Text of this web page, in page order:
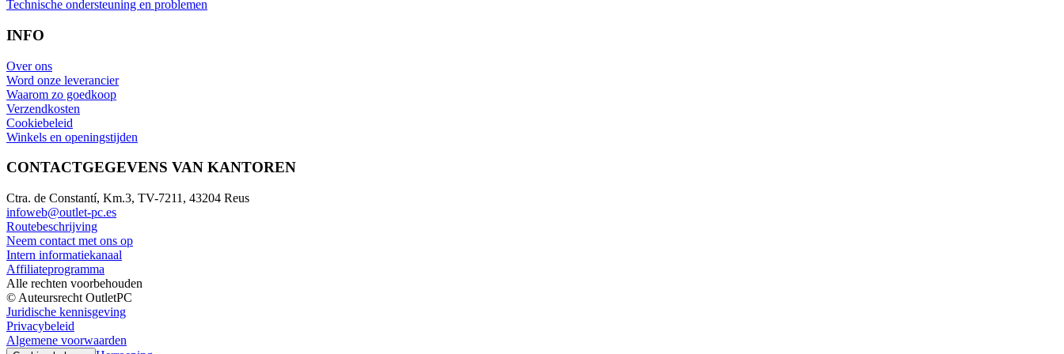
Technische ondersteuning en problemen
INFO
Over ons
Word onze leverancier
Waarom zo goedkoop
Verzendkosten
Cookiebeleid
Winkels en openingstijden
CONTACTGEGEVENS VAN KANTOREN
Ctra. de Constantí, Km.3, TV-7211, 43204 Reus
infoweb@outlet-pc.es
Routebeschrijving
Neem contact met ons op
Intern informatiekanaal
Affiliateprogramma
Alle rechten voorbehouden
© Auteursrecht OutletPC
Juridische kennisgeving
Privacybeleid
Algemene voorwaarden